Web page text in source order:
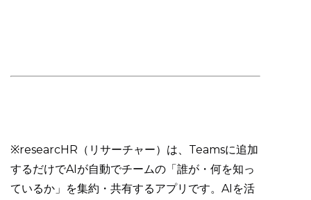
※researcHR（リサーチャー）は、Teamsに追加
するだけでAIが自動でチームの「誰が・何を知っ
ているか」を集約・共有するアプリです。AIを活